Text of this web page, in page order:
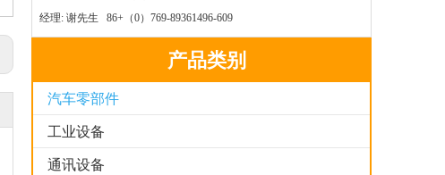
经理: 谢先生 86+（0）769-89361496-609
产品类别
汽车零部件
工业设备
通讯设备